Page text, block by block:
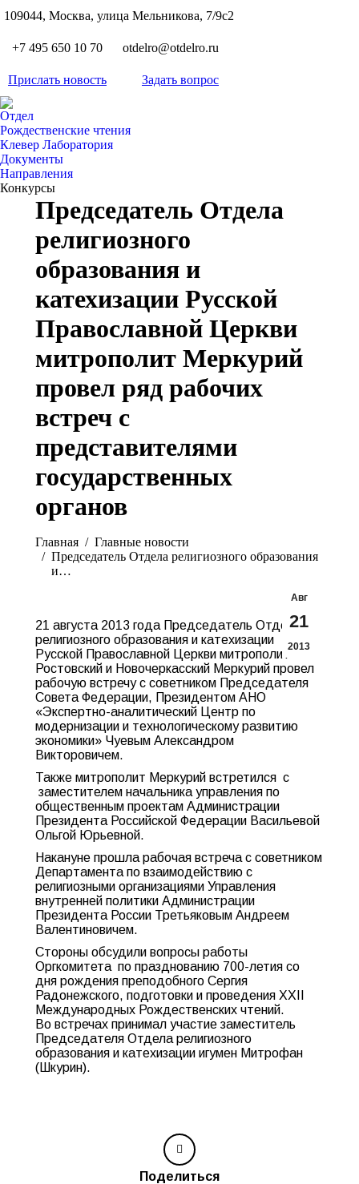
109044, Москва, улица Мельникова, 7/9с2
+7 495 650 10 70 otdelro@otdelro.ru
Прислать новость Задать вопрос
Отдел
Рождественские чтения
Клевер Лаборатория
Документы
Направления
Конкурсы
Председатель Отдела
религиозного
образования и
катехизации Русской
Православной Церкви
митрополит Меркурий
провел ряд рабочих
встреч с
представителями
государственных
органов
Главная
Главные новости
Председатель Отдела религиозного образования
и…
Авг
21
2013
21 августа 2013 года Председатель Отдела
религиозного образования и катехизации
Русской Православной Церкви митрополит
Ростовский и Новочеркасский Меркурий провел
рабочую встречу с советником Председателя
Совета Федерации, Президентом АНО
«Экспертно-аналитический Центр по
модернизации и технологическому развитию
экономики» Чуевым Александром
Викторовичем.
Также митрополит Меркурий встретился с
заместителем начальника управления по
общественным проектам Администрации
Президента Российской Федерации Васильевой
Ольгой Юрьевной.
Накануне прошла рабочая встреча с советником
Департамента по взаимодействию с
религиозными организациями Управления
внутренней политики Администрации
Президента России Третьяковым Андреем
Валентиновичем.
Стороны обсудили вопросы работы
Оргкомитета по празднованию 700-летия со
дня рождения преподобного Сергия
Радонежского, подготовки и проведения ХХII
Международных Рождественских чтений.
Во встречах принимал участие заместитель
Председателя Отдела религиозного
образования и катехизации игумен Митрофан
(Шкурин).
Поделиться